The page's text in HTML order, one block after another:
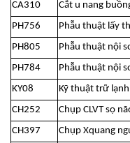
CA310
Cắt u nang
PH756
Phẫu thuật lấy
PH805
Phẫu thuật nội
PH784
Phẫu thuật nội
KY08
Kỹ thuật trữ
CH252
Chụp CLVT sọ
CH397
Chụp Xquang